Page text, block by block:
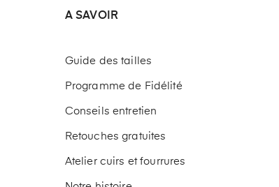
A SAVOIR
Guide des tailles
Programme de Fidélité
Conseils entretien
Retouches gratuites
Atelier cuirs et fourrures